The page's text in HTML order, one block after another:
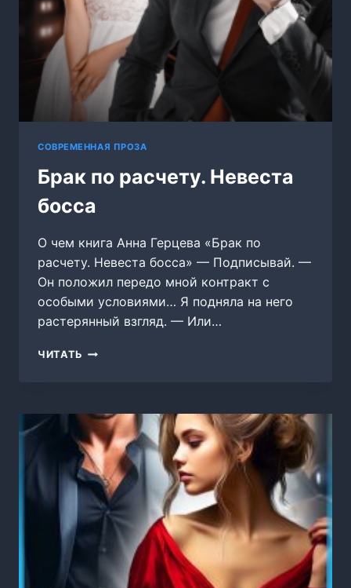
СОВРЕМЕННАЯ ПРОЗА
Брак по расчету. Невеста
босса
О чем книга Анна Герцева «Брак по
расчету. Невеста босса» — Подписывай. —
Он положил передо мной контракт с
особыми условиями… Я подняла на него
растерянный взгляд. — Или…
ЧИТАТЬ БРАК
БОССА